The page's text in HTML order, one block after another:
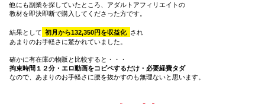
他にも副業を探していたところ、アダルトアフィリエイトの
教材を即決即断で購入してくださった方です。
結果として 初月から132,350円を収益化 され
あまりのお手軽さに驚かれていました。
確かに有在庫の物販と比較すると・・・
拘束時間１２分・エロ動画をコピペするだけ・必要経費タダ
なので、あまりのお手軽さに腰を抜かすのも無理ないと思います。